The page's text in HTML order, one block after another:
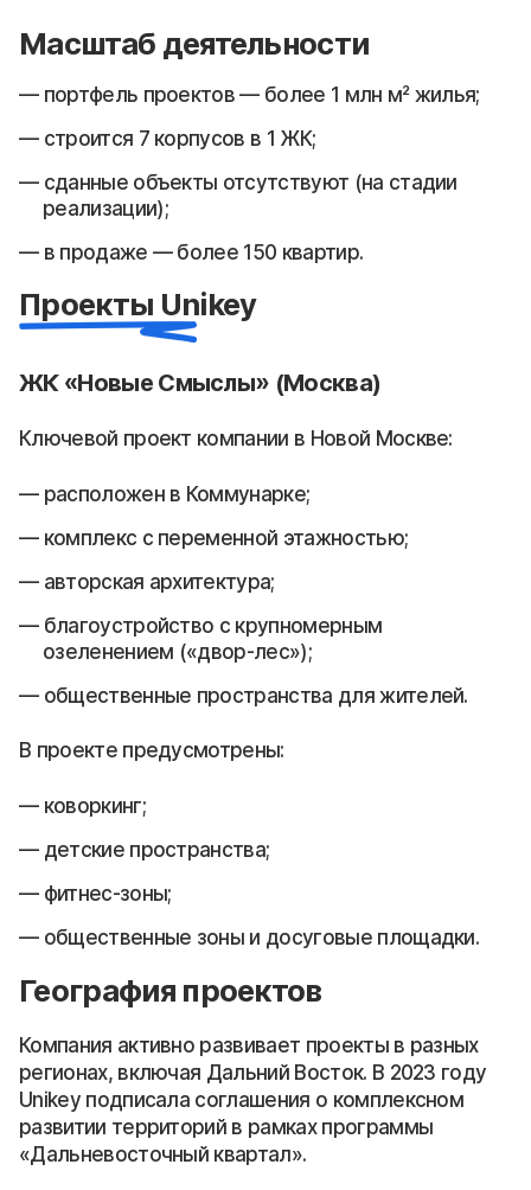
Масштаб деятельности
портфель проектов — более 1 млн м² жилья;
строится 7 корпусов в 1 ЖК;
сданные объекты отсутствуют (на стадии
реализации);
в продаже — более 150 квартир.
Проекты Unikey
ЖК «Новые Смыслы» (Москва)
Ключевой проект компании в Новой Москве:
расположен в Коммунарке;
комплекс с переменной этажностью;
авторская архитектура;
благоустройство с крупномерным
озеленением («двор-лес»);
общественные пространства для жителей.
В проекте предусмотрены:
коворкинг;
детские пространства;
фитнес-зоны;
общественные зоны и досуговые площадки.
География проектов
Компания активно развивает проекты в разных
регионах, включая Дальний Восток. В 2023 году
Unikey подписала соглашения о комплексном
развитии территорий в рамках программы
«Дальневосточный квартал».